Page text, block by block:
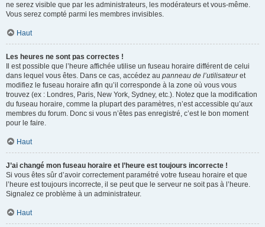
ne serez visible que par les administrateurs, les modérateurs et vous-même.
Vous serez compté parmi les membres invisibles.
Haut
Les heures ne sont pas correctes !
Il est possible que l’heure affichée utilise un fuseau horaire différent de celui
dans lequel vous êtes. Dans ce cas, accédez au panneau de l’utilisateuret
modifiez le fuseau horaire afin qu’il corresponde à la zone où vous vous
trouvez (ex : Londres, Paris, New York, Sydney, etc.). Notez que la modification
du fuseau horaire, comme la plupart des paramètres, n’est accessible qu’aux
membres du forum. Donc si vous n’êtes pas enregistré, c’est le bon moment
pour le faire.
Haut
J’ai changé mon fuseau horaire et l’heure est toujours incorrecte !
Si vous êtes sûr d’avoir correctement paramétré votre fuseau horaire et que
l’heure est toujours incorrecte, il se peut que le serveur ne soit pas à l’heure.
Signalez ce problème à un administrateur.
Haut